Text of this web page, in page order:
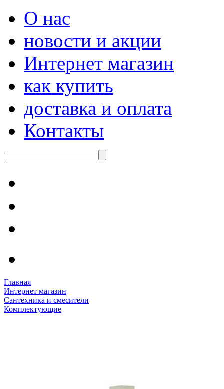
О нас
новости и акции
Интернет магазин
как купить
доставка и оплата
Контакты
Главная
Интернет магазин
Сантехника и смесители
Комплектующие